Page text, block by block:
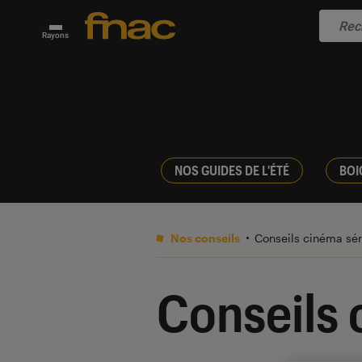
Rayons
NOS GUIDES DE L'ÉTÉ
Nos conseils Conseils cinéma
Conseils